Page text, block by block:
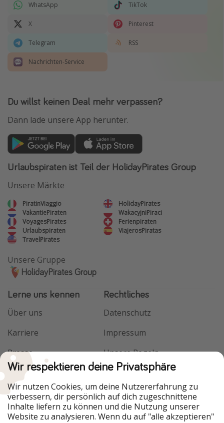
WhatsApp TikTok
X Pinterest
Telegram RSS
Nachrichten-Service
Du willst keinen Deal mehr verpassen?
Dann lade unsere App herunter.
Urlaubspiraten ist Teil der HolidayPirates Group
Unsere Märkte
PiratinViaggio
HolidayPirates
VakantiePiraten
WakacyjniPiraci
VoyagesPirates
Ferienpiraten
Urlaubspiraten
ViajerosPiratas
TravelPirates
Unsere Gruppe
HolidayPirates Group
Lerne uns kennen
Über uns
Karriere
Presse
Partner
Nachhaltigkeit
Rechtliches
Datenschutz
Impressum
Unsere Regeln
Kontakt
Service-Kontrolle
Wir respektieren deine Privatsphäre
Wir nutzen Cookies, um deine Nutzererfahrung zu
verbessern, dir persönlich auf dich zugeschnittene
Inhalte liefern zu können und die Nutzung unserer
Website zu analysieren. Wenn du auf "alle akzeptieren"